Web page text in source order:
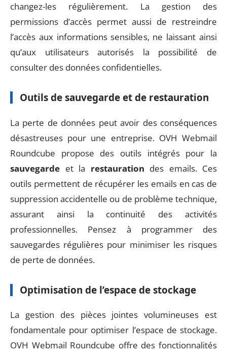
changez-les régulièrement. La gestion des
permissions d’accès permet aussi de restreindre
l’accès aux informations sensibles, ne laissant ainsi
qu’aux utilisateurs autorisés la possibilité de
consulter des données confidentielles.
Outils de sauvegarde et de restauration
La perte de données peut avoir des conséquences
désastreuses pour une entreprise. OVH Webmail
Roundcube propose des outils intégrés pour la
sauvegarde et la restauration des emails. Ces
outils permettent de récupérer les emails en cas de
suppression accidentelle ou de problème technique,
assurant ainsi la continuité des activités
professionnelles. Pensez à programmer des
sauvegardes régulières pour minimiser les risques
de perte de données.
Optimisation de l’espace de stockage
La gestion des pièces jointes volumineuses est
fondamentale pour optimiser l’espace de stockage.
OVH Webmail Roundcube offre des fonctionnalités